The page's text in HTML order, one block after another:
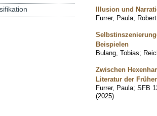
Illusion und
Furrer, Paula;
Beispielen
Bulang, Tobias;
Zwischen
Literatur der
Furrer, Paula; SFB
(2025)